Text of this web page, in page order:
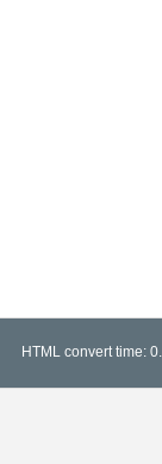
HTML convert time: